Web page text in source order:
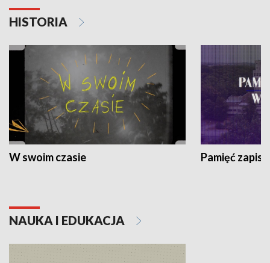
HISTORIA
W swoim czasie Pamięć
NAUKA I EDUKACJA